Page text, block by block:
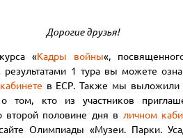
Дорогие друзья!
«Кадры войны«,
1 тура вы можете
в ЕСР. Также мы выложили
том, кто из участников
второй половине дня в личном
Олимпиады «Музеи. Парки.